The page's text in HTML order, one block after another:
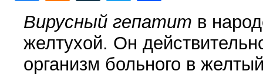
Вирусный гепатит в
желтухой. Он
организм больного в